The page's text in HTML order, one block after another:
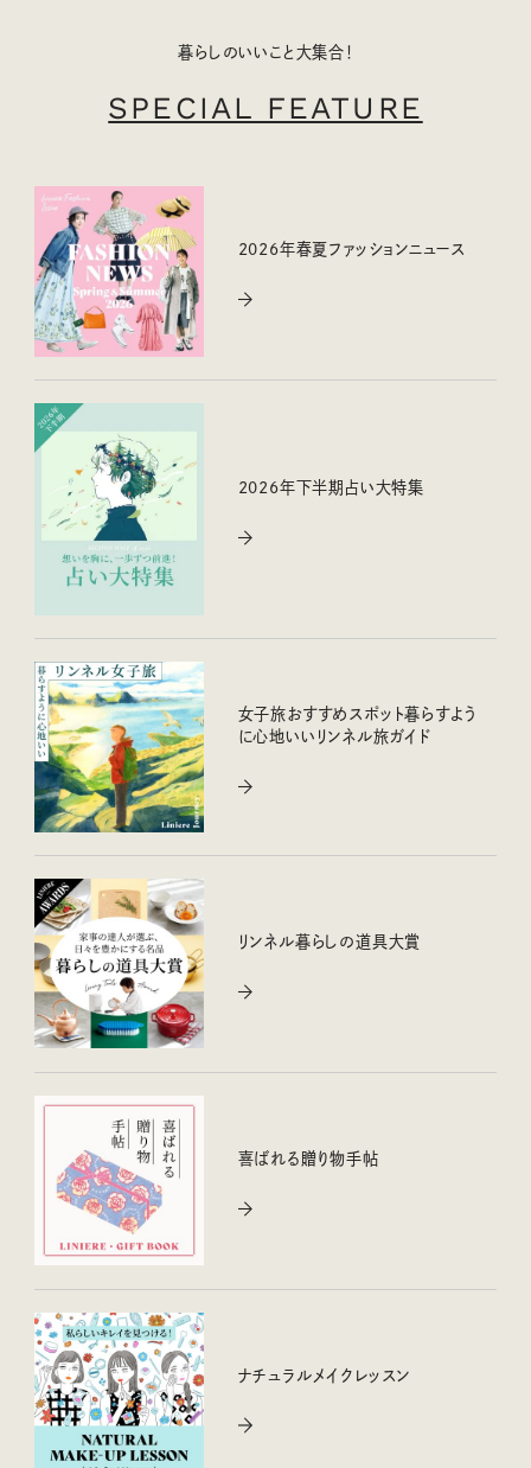
暮らしのいいこと大集合！
SPECIAL FEATURE
2026年春夏ファッションニュース
2026年下半期占い大特集
女子旅おすすめスポット暮らすよう
に心地いいリンネル旅ガイド
リンネル暮らしの道具大賞
喜ばれる贈り物手帖
ナチュラルメイクレッスン